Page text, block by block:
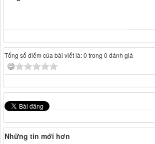
Tổng số điểm của bài viết là: 0 trong 0 đánh giá
Những tin mới hơn